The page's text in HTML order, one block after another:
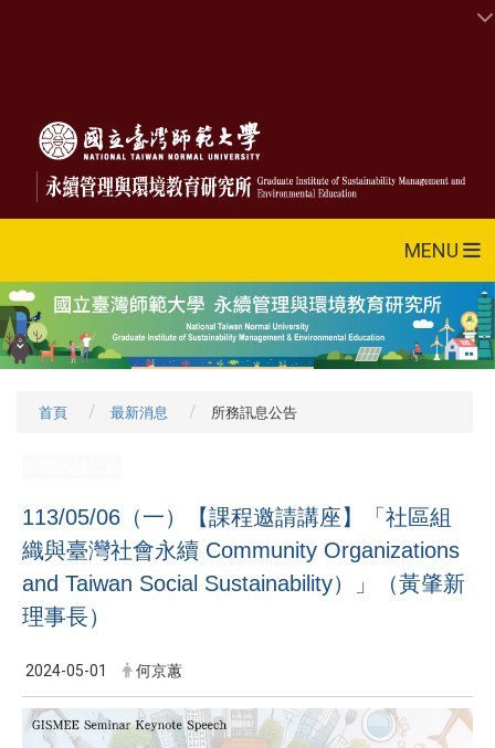
MENU
首頁 最新消息 所務訊息公告
113/05/06（一）【課程邀請講座】「社區組
織與臺灣社會永續 Community Organizations
and Taiwan Social Sustainability）」（黃肇新
理事長）
2024-05-01 何京蕙